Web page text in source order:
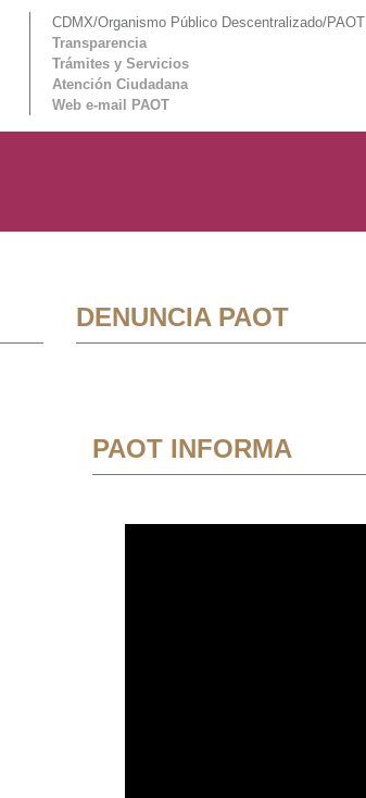
CDMX/Organismo Público Descentralizado/PAOT
Transparencia
Trámites y Servicios
Atención Ciudadana
Web e-mail PAOT
DENUNCIA PAOT
PAOT INFORMA